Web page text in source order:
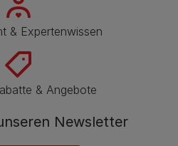
& Expertenwissen
& Angebote
Newsletter